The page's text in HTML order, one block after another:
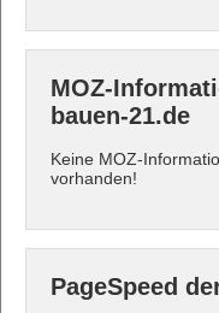
MOZ-
bauen-21.de
Keine MOZ-
vorhanden!
PageSpeed